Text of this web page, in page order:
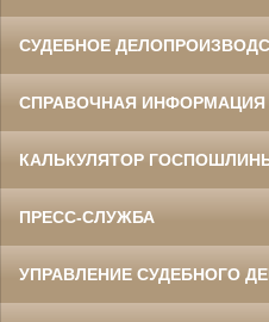
СУДЕБНОЕ
СПРАВОЧНАЯ ИНФОРМАЦИЯ
КАЛЬКУЛЯТОР
ПРЕСС-СЛУЖБА
УПРАВЛЕНИЕ СУДЕБНОГО